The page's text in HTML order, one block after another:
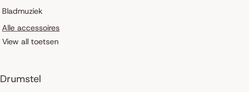
Bladmuziek
Alle accessoires
View all toetsen
Drumstel